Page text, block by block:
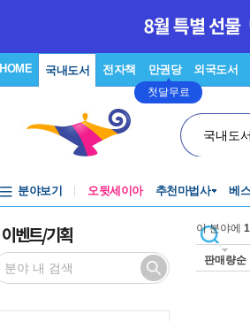
HOME 국내도서 전자책 만권당
첫달무료
외국도서
국내도
분야보기 오뒷세이아 추천마법사 베
이벤트/기획 이 분야에
판매량순